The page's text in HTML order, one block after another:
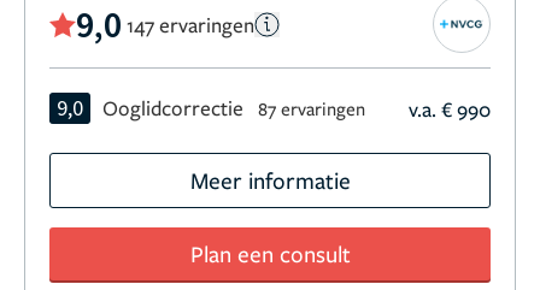
9,0 147 ervaringen
9,0 Ooglidcorrectie 87 ervaringen v.a. € 990
Meer informatie
Plan een consult